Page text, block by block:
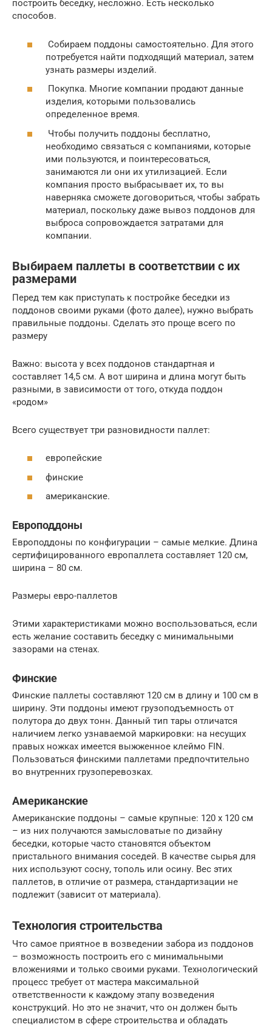
построить беседку, несложно. Есть несколько
способов.
Собираем поддоны самостоятельно. Для этого
потребуется найти подходящий материал, затем
узнать размеры изделий.
Покупка. Многие компании продают данные
изделия, которыми пользовались
определенное время.
Чтобы получить поддоны бесплатно,
необходимо связаться с компаниями, которые
ими пользуются, и поинтересоваться,
занимаются ли они их утилизацией. Если
компания просто выбрасывает их, то вы
наверняка сможете договориться, чтобы забрать
материал, поскольку даже вывоз поддонов для
выброса сопровождается затратами для
компании.
Выбираем паллеты в соответствии с их
размерами
Перед тем как приступать к постройке беседки из
поддонов своими руками (фото далее), нужно выбрать
правильные поддоны. Сделать это проще всего по
размеру
Важно: высота у всех поддонов стандартная и
составляет 14,5 см. А вот ширина и длина могут быть
разными, в зависимости от того, откуда поддон
«родом»
Всего существует три разновидности паллет:
европейские
финские
американские.
Европоддоны
Европоддоны по конфигурации – самые мелкие. Длина
сертифицированного европаллета составляет 120 см,
ширина – 80 см.
Размеры евро-паллетов
Этими характеристиками можно воспользоваться, если
есть желание составить беседку с минимальными
зазорами на стенах.
Финские
Финские паллеты составляют 120 см в длину и 100 см в
ширину. Эти поддоны имеют грузоподъемность от
полутора до двух тонн. Данный тип тары отличатся
наличием легко узнаваемой маркировки: на несущих
правых ножках имеется выжженное клеймо FIN.
Пользоваться финскими паллетами предпочтительно
во внутренних грузоперевозках.
Американские
Американские поддоны – самые крупные: 120 х 120 см
– из них получаются замысловатые по дизайну
беседки, которые часто становятся объектом
пристального внимания соседей. В качестве сырья для
них используют сосну, тополь или осину. Вес этих
паллетов, в отличие от размера, стандартизации не
подлежит (зависит от материала).
Технология строительства
Что самое приятное в возведении забора из поддонов
– возможность построить его с минимальными
вложениями и только своими руками. Технологический
процесс требует от мастера максимальной
ответственности к каждому этапу возведения
конструкций. Но это не значит, что он должен быть
специалистом в сфере строительства и обладать